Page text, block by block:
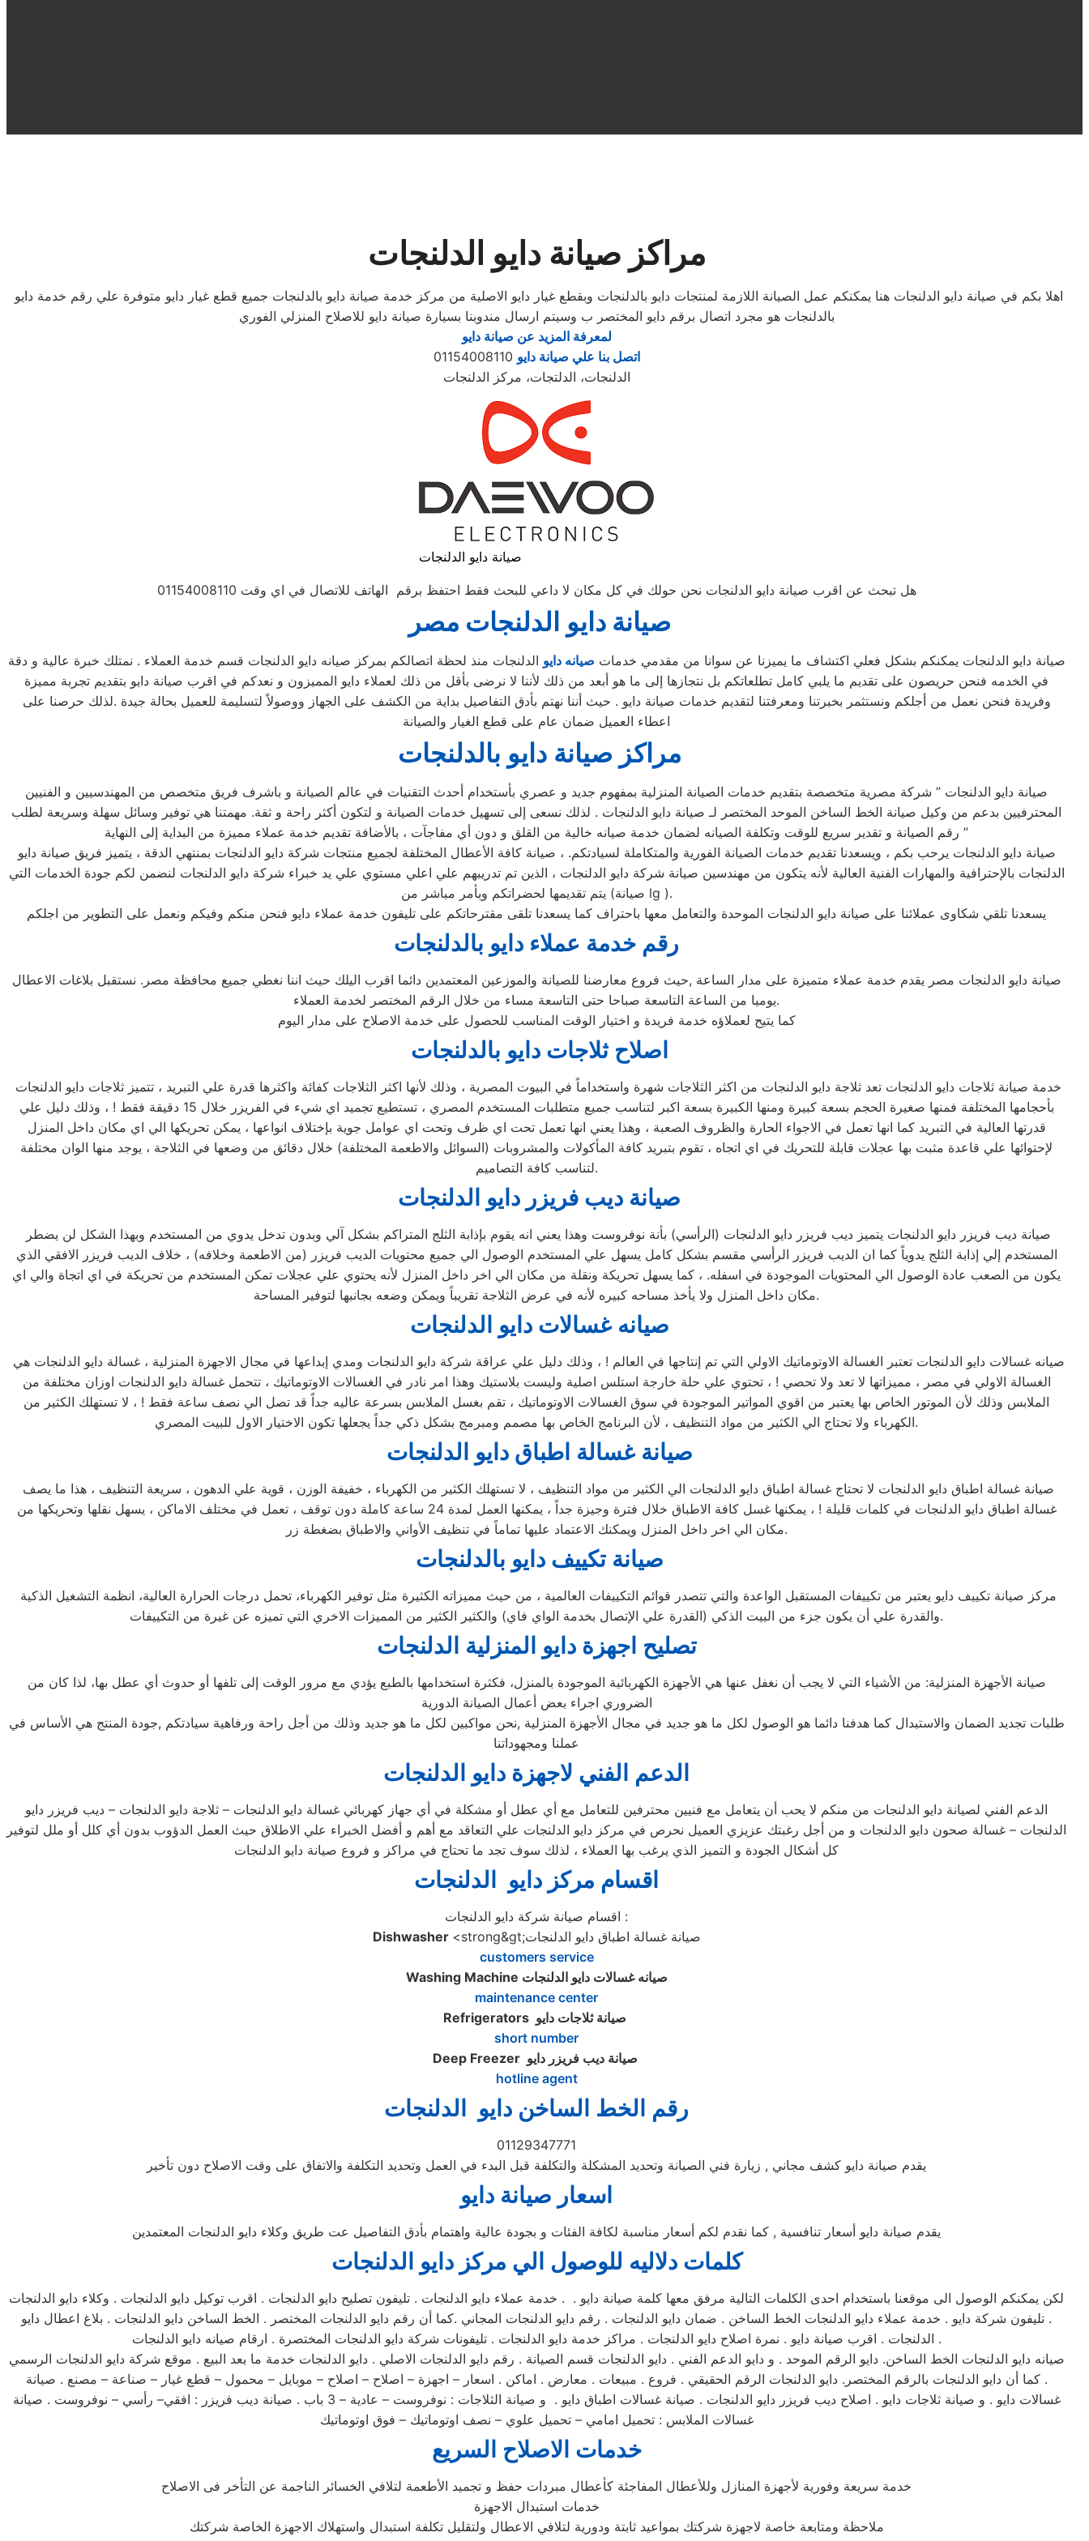
مراكز صيانة دايو الدلنجات
بالدلنجات هو مجرد اتصال برقم دايو المختصر ب وسيتم ارسال مندوبنا بسيارة صيانة دايو للاصلاح المنزلي الفوري
لمعرفة المزيد عن صيانة دايو
اتصل بنا علي صيانة دايو
الدلنجات، الدلتجات، مركز الدلنجات
صيانة دايو الدلنجات
هل تبحث عن اقرب صيانة دايو الدلنجات نحن حولك في كل مكان لا داعي للبحث فقط احتفظ برقم الهاتف للاتصال في اي وقت 01154008110
صيانةدايو الدلنجات مصر
صيانة دايو الدلنجات يمكنكم بشكل فعلي اكتشاف ما يميزنا عن سوانا من مقدمي خدمات صيانه دايو الدلنجات منذ لحظة اتصالكم بمركز صيانه دايو الدلنجات قسم خدمة العملاء . نمتلك خبرة عالية و دقة
في الخدمه فنحن حريصون على تقديم ما يلبي كامل تطلعاتكم بل نتجازها إلى ما هو أبعد من ذلك لأننا لا نرضى بأقل من ذلك لعملاء دايو المميزون و نعدكم في اقرب صيانة دايو بتقديم تجربة مميزة
وفريدة فنحن نعمل من أجلكم ونستثمر بخبرتنا ومعرفتنا لتقديم خدمات صيانة دايو . حيث أننا نهتم بأدق التفاصيل بداية من الكشف على الجهاز ووصولاً لتسليمة للعميل بحالة جيدة .لذلك حرصنا على
اعطاء العميل ضمان عام على قطع الغيار والصيانة
مراكز صيانة دايو بالدلنجات
صيانة دايو الدلنجات ” شركة مصرية متخصصة بتقديم خدمات الصيانة المنزلية بمفهوم جديد و عصري بأستخدام أحدث التقنيات في عالم الصيانة و باشرف فريق متخصص من المهندسيين و الفنيين
المحترفيين بدعم من وكيل صيانة الخط الساخن الموحد المختصر لـ صيانة دايو الدلنجات . لذلك نسعى إلى تسهيل خدمات الصيانة و لتكون أكثر راحة و ثقة. مهمتنا هي توفير وسائل سهلة وسريعة لطلب
رقم الصيانة و تقدير سريع للوقت وتكلفة الصيانه لضمان خدمة صيانه خالية من القلق و دون أي مفاجآت ، بالأضافة تقديم خدمة عملاء مميزة من البداية إلى النهاية ”
صيانة دايو الدلنجات يرحب بكم ، ويسعدنا تقديم خدمات الصيانة الفورية والمتكاملة لسيادتكم. ، صيانة كافة الأعطال المختلفة لجميع منتجات شركة دايو الدلنجات بمنتهي الدقة ، يتميز فريق صيانة دايو
الدلنجات بالإحترافية والمهارات الفنية العالية لأنه يتكون من مهندسين صيانة شركة دايو الدلنجات ، الذين تم تدريبهم علي اعلي مستوي علي يد خبراء شركة دايو الدلنجات لنضمن لكم جودة الخدمات التي
يتم تقديمها لحضراتكم وبأمر مباشر من (صيانة lg ).
يسعدنا تلقي شكاوى عملائنا على صيانة دايو الدلنجات الموحدة والتعامل معها باحتراف كما يسعدنا تلقى مقترحاتكم على تليفون خدمة عملاء دايو فنحن منكم وفيكم ونعمل على التطوير من اجلكم
رقم خدمة عملاء دايو بالدلنجات
صيانة دايو الدلنجات مصر يقدم خدمة عملاء متميزة على مدار الساعة ,حيث فروع معارضنا للصيانة والموزعين المعتمدين دائما اقرب اليلك حيث اننا نغطي جميع محافظة مصر. نستقبل بلاغات الاعطال
يوميا من الساعة التاسعة صباحا حتى التاسعة مساء من خلال الرقم المختصر لخدمة العملاء.
كما يتيح لعملاؤه خدمة فريدة و اختيار الوقت المناسب للحصول على خدمة الاصلاح على مدار اليوم
اصلاح ثلاجات دايو بالدلنجات
بأحجامها المختلفة فمنها صغيرة الحجم بسعة كبيرة ومنها الكبيرة بسعة اكبر لتناسب جميع متطلبات المستخدم المصري ، تستطيع تجميد اي شيء في الفريزر خلال 15 دقيقة فقط ! ، وذلك دليل علي
قدرتها العالية في التبريد كما انها تعمل في الاجواء الحارة والظروف الصعبة ، وهذا يعني انها تعمل تحت اي ظرف وتحت اي عوامل جوية بإختلاف انواعها ، يمكن تحريكها الي اي مكان داخل المنزل
لإحتوائها علي قاعدة مثبت بها عجلات قابلة للتحريك في اي اتجاه ، تقوم بتبريد كافة المأكولات والمشروبات (السوائل والاطعمة المختلفة) خلال دقائق من وضعها في الثلاجة ، يوجد منها الوان مختلفة
لتناسب كافة التصاميم.
صيانة ديب فريزر دايو الدلنجات
المستخدم إلي إذابة الثلج يدوياً كما ان الديب فريزر الرأسي مقسم بشكل كامل يسهل علي المستخدم الوصول الي جميع محتويات الديب فريزر (من الاطعمة وخلافه) ، خلاف الديب فريزر الافقي الذي
يكون من الصعب عادة الوصول الي المحتويات الموجودة في اسفله. ، كما يسهل تحريكة ونقلة من مكان الي اخر داخل المنزل لأنه يحتوي علي عجلات تمكن المستخدم من تحريكة في اي اتجاة والي اي
مكان داخل المنزل ولا يأخذ مساحه كبيره لأنه في عرض الثلاجة تقريباً ويمكن وضعه بجانبها لتوفير المساحة.
صيانه غسالات دايو الدلنجات
الغسالة الاولي في مصر ، مميزاتها لا تعد ولا تحصي ! ، تحتوي علي حلة خارجة استلس اصلية وليست بلاستيك وهذا امر نادر في الغسالات الاوتوماتيك ، تتحمل غسالة دايو الدلنجات اوزان مختلفة من
الملابس وذلك لأن الموتور الخاص بها يعتبر من اقوي المواتير الموجودة في سوق الغسالات الاوتوماتيك ، تقم بغسل الملابس بسرعة عاليه جداً قد تصل الي نصف ساعة فقط ! ، لا تستهلك الكثير من
الكهرباء ولا تحتاج الي الكثير من مواد التنظيف ، لأن البرنامج الخاص بها مصمم ومبرمج بشكل ذكي جداً يجعلها تكون الاختيار الاول للبيت المصري.
صيانة غسالة اطباق دايو الدلنجات
غسالة اطباق دايو الدلنجات في كلمات قليلة ! ، يمكنها غسل كافة الاطباق خلال فترة وجيزة جداً ، يمكنها العمل لمدة 24 ساعة كاملة دون توقف ، تعمل في مختلف الاماكن ، يسهل نقلها وتحريكها من
مكان الي اخر داخل المنزل ويمكنك الاعتماد عليها تماماً في تنظيف الأواني والاطباق بضغطة زر.
صيانة تكييف دايو بالدلنجات
والقدرة علي أن يكون جزء من البيت الذكي (القدرة علي الإتصال بخدمة الواي فاي) والكثير الكثير من المميزات الاخري التي تميزه عن غيرة من التكييفات.
تصليح اجهزةدايو المنزلية الدلنجات
صيانة الأجهزة المنزلية: من الأشياء التي لا يجب أن نغفل عنها هي الأجهزة الكهربائية الموجودة بالمنزل، فكثرة استخدامها بالطبع يؤدي مع مرور الوقت إلى تلفها أو حدوث أي عطل بها، لذا كان من
الضروري اجراء بعض أعمال الصيانة الدورية
طلبات تجديد الضمان والاستبدال كما هدفنا دائما هو الوصول لكل ما هو جديد في مجال الأجهزة المنزلية ,نحن مواكبين لكل ما هو جديد وذلك من أجل راحة ورفاهية سيادتكم ,جودة المنتج هي الأساس في
عملنا ومجهوداتنا
الدعم الفني لاجهزة دايو الدلنجات
الدعم الفني لصيانة دايو الدلنجات من منكم لا يحب أن يتعامل مع فنيين محترفين للتعامل مع أي عطل أو مشكلة في أي جهاز كهربائي غسالة دايو الدلنجات – ثلاجة دايو الدلنجات – ديب فريزر دايو
الدلنجات – غسالة صحون دايو الدلنجات و من أجل رغبتك عزيزي العميل نحرص في مركز دايو الدلنجات علي التعاقد مع أهم و أفضل الخبراء علي الاطلاق حيث العمل الدؤوب بدون أي كلل أو ملل لتوفير
كل أشكال الجودة و التميز الذي يرغب بها العملاء ، لذلك سوف تجد ما تحتاج في مراكز و فروع صيانة دايو الدلنجات
اقسام مركز دايو الدلنجات
اقسام صيانة شركة دايو الدلنجات :
Dishwasher
<strong&gt;صيانة غسالة اطباق دايو الدلنجات
customers service
Washing Machine صيانه غسالات دايو الدلنجات
maintenance center
Refrigerators
short number
Deep Freezer
hotline agent
رقم الخط الساخن دايو الدلنجات
01129347771
يقدم صيانة دايو كشف مجاني , زيارة فني الصيانة وتحديد المشكلة والتكلفة قبل البدء في العمل وتحديد التكلفة والاتفاق على وقت الاصلاح دون تأخير
اسعار صيانة دايو
يقدم صيانة دايو أسعار تنافسية , كما نقدم لكم أسعار مناسبة لكافة الفئات و بجودة عالية واهتمام بأدق التفاصيل عت طريق وكلاء دايو الدلنجات المعتمدين
كلمات دلاليه للوصول الي مركزدايو الدلنجات
لكن يمكنكم الوصول الى موقعنا باستخدام احدى الكلمات التالية مرفق معها كلمة صيانة دايو . . خدمة عملاء دايو الدلنجات . تليفون تصليح دايو الدلنجات . اقرب توكيل دايو الدلنجات . وكلاء دايو الدلنجات
. تليفون شركة دايو . خدمة عملاء دايو الدلنجات الخط الساخن . ضمان دايو الدلنجات . رقم دايو الدلنجات المجاني .كما أن رقم دايو الدلنجات المختصر . الخط الساخن دايو الدلنجات . بلاغ اعطال دايو
الدلنجات . اقرب صيانة دايو . نمرة اصلاح دايو الدلنجات . مراكز خدمة دايو الدلنجات . تليفونات شركة دايو الدلنجات المختصرة . ارقام صيانه دايو الدلنجات .
صيانه دايو الدلنجات الخط الساخن. دايو الرقم الموحد . و دايو الدعم الفني . دايو الدلنجات قسم الصيانة . رقم دايو الدلنجات الاصلي . دايو الدلنجات خدمة ما بعد البيع . موقع شركة دايو الدلنجات الرسمي
. كما أن دايو الدلنجات بالرقم المختصر. دايو الدلنجات الرقم الحقيقي . فروع . مبيعات . معارض . اماكن . اسعار – اجهزة – اصلاح – اصلاح – موبايل – محمول – قطع غيار – صناعة – مصنع . صيانة
غسالات دايو . و صيانة ثلاجات دايو . اصلاح ديب فريزر دايو الدلنجات . صيانة غسالات اطباق دايو . و صيانة الثلاجات : نوفروست – عادية – 3 باب . صيانة ديب فريزر : افقي– رأسي – نوفروست . صيانة
غسالات الملابس : تحميل امامي – تحميل علوي – نصف اوتوماتيك – فوق اوتوماتيك
خدمات الاصلاح السريع
خدمة سريعة وفورية لأجهزة المنازل وللأعطال المفاجئة كأعطال مبردات حفظ و تجميد الأطعمة لتلافي الخسائر الناجمة عن التأخر فى الاصلاح
خدمات استبدال الاجهزة
ملاحظة ومتابعة خاصة لاجهزة شركتك بمواعيد ثابتة ودورية لتلافي الاعطال ولتقليل تكلفة استبدال واستهلاك الاجهزة الخاصة شركتك